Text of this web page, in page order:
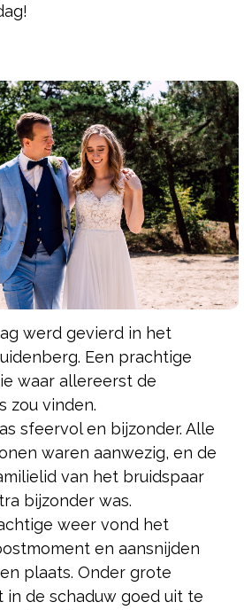
werd gevierd in het
Een prachtige
waar allereerst de
zou vinden.
sfeervol en bijzonder. Alle
waren aanwezig, en de
van het bruidspaar
bijzonder was.
weer vond het
en aansnijden
plaats. Onder grote
in de schaduw goed uit te